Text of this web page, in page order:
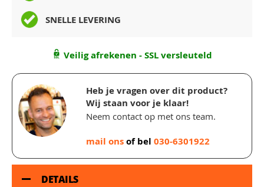
SNELLE LEVERING
Veilig afrekenen - SSL versleuteld
Heb je vragen over dit product?
Wij staan voor je klaar!
Neem contact op met ons team.
mail onsof bel 030-6301922
DETAILS